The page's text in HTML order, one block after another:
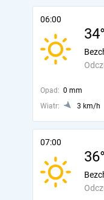
06:00
Opad: 0 mm
Wiatr:
3 km/h
07:00